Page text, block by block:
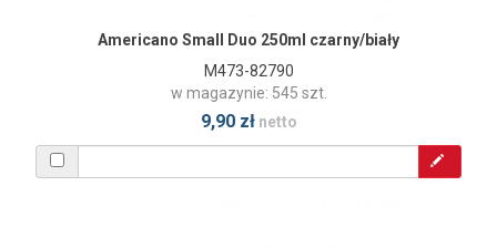
Americano Small Duo 250ml czarny/biały
M473-82790
w magazynie: 545 szt.
9,90 złnetto